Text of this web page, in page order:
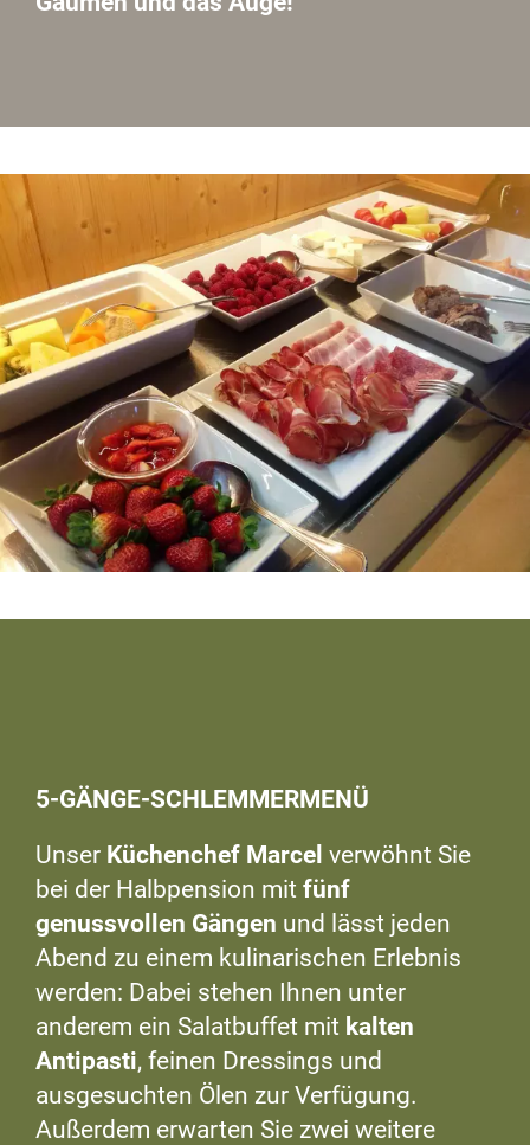
5-GÄNGE-SCHLEMMERMENÜ
Unser Küchenchef Marcel verwöhnt Sie
bei der Halbpension mit fünf
genussvollen Gängen und lässt jeden
Abend zu einem kulinarischen Erlebnis
werden: Dabei stehen Ihnen unter
anderem ein Salatbuffet mit kalten
Antipasti, feinen Dressings und
ausgesuchten Ölen zur Verfügung.
Außerdem erwarten Sie zwei weitere